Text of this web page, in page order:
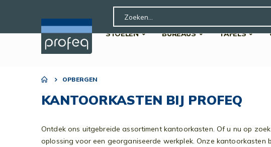
Search
STOELEN BUREAUS TAFELS
OPBERGEN
KANTOORKASTEN BIJ PROFEQ
Ontdek ons uitgebreide assortiment kantoorkasten. Of u nu op
oplossing voor een georganiseerde werkplek. Onze kantoorkasten